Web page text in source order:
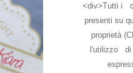
<div>Tutti i
presenti su
proprietà
l'utilizzo di